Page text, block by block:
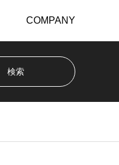
COMPANY